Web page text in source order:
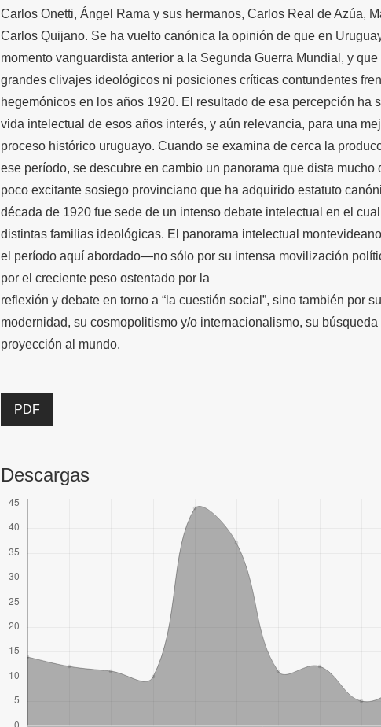
Carlos Onetti, Ángel Rama y sus hermanos, Carlos Real de Azúa,
Carlos Quijano. Se ha vuelto canónica la opinión de que en
momento vanguardista anterior a la Segunda Guerra Mundial, y
grandes clivajes ideológicos ni posiciones críticas contundentes
hegemónicos en los años 1920. El resultado de esa percepción ha
vida intelectual de esos años interés, y aún relevancia, para una
proceso histórico uruguayo. Cuando se examina de cerca la
ese período, se descubre en cambio un panorama que dista mucho
poco excitante sosiego provinciano que ha adquirido estatuto
década de 1920 fue sede de un intenso debate intelectual en el
distintas familias ideológicas. El panorama intelectual
el período aquí abordado—no sólo por su intensa movilización
por el creciente peso ostentado por la
reflexión y debate en torno a “la cuestión social”, sino también por
modernidad, su cosmopolitismo y/o internacionalismo, su
proyección al mundo.
PDF
Descargas